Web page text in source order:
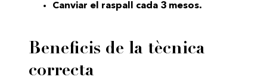
Canviar el raspall cada 3 mesos.
Beneficis de la tècnica
correcta